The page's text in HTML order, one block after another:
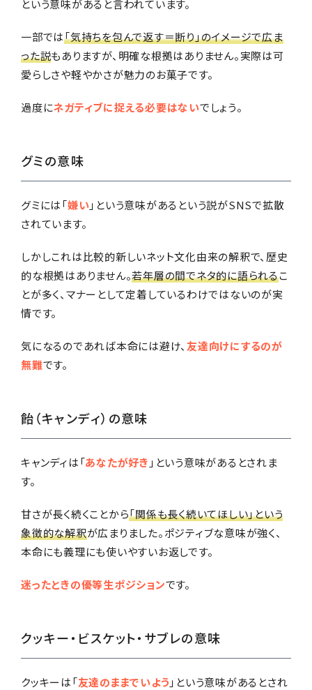
という意味があると言われています。
一部では「気持ちを包んで返す＝断り」のイメージで広ま
った説もありますが、明確な根拠はありません。実際は可
愛らしさや軽やかさが魅力のお菓子です。
過度にネガティブに捉える必要はないでしょう。
グミの意味
グミには「嫌い」という意味があるという説がSNSで拡散
されています。
しかしこれは比較的新しいネット文化由来の解釈で、歴史
的な根拠はありません。若年層の間でネタ的に語られるこ
とが多く、マナーとして定着しているわけではないのが実
情です。
気になるのであれば本命には避け、 友達向けにするのが
無難です。
飴（キャンディ）の意味
キャンディは「あなたが好き 」という意味があるとされま
す。
甘さが長く続くことから「関係も長く続いてほしい」という
象徴的な解釈が広まりました。ポジティブな意味が強く、
本命にも義理にも使いやすいお返しです。
迷ったときの優等生ポジションです。
クッキー・ビスケット・サブレの意味
クッキーは「友達のままでいよう 」という意味があるとされ